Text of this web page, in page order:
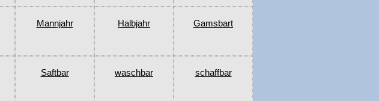
Mannjahr Halbjahr Gamsbart
Saftbar waschbar schaffbar